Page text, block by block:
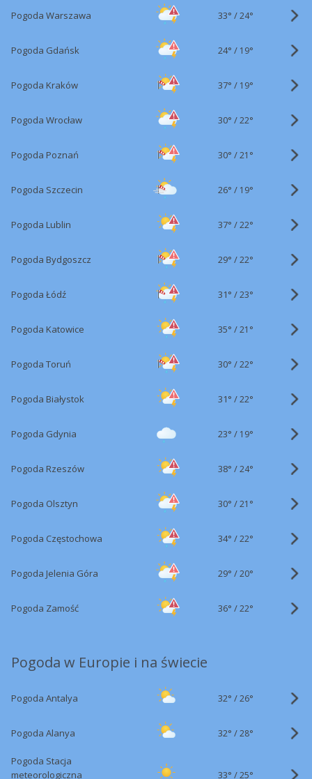
Pogoda Warszawa 33° /24°
Pogoda Gdańsk 24° / 19°
Pogoda Kraków 37° / 19°
Pogoda Wrocław 30° /22°
Pogoda Poznań 30° /21°
Pogoda Szczecin 26° / 19°
Pogoda Lublin 37° /22°
Pogoda Bydgoszcz 29° /22°
Pogoda Łódź 31° /23°
Pogoda Katowice 35° /21°
Pogoda Toruń 30° /22°
Pogoda Białystok 31° /22°
Pogoda Gdynia 23° / 19°
Pogoda Rzeszów 38° /24°
Pogoda Olsztyn 30° /21°
Pogoda Częstochowa 34° /22°
Pogoda Jelenia Góra 29° /20°
Pogoda Zamość 36° /22°
Pogoda w Europie i na świecie
Pogoda Antalya 32° /26°
Pogoda Alanya 32° /28°
Pogoda Stacja
meteorologiczna
33° /25°